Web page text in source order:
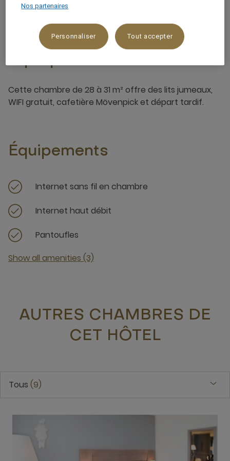
Cette chambre de 28 à 31 m² offre des lits jumeaux,
WIFI gratuit, cafetière Mövenpick et départ tardif.
Équipements
Internet sans fil en chambre
Internet haut débit
Pantoufles
Show all amenities (3)
AUTRES CHAMBRES DE
CET HÔTEL
Tous 9
Nos partenaires
Personnaliser Tout accepter